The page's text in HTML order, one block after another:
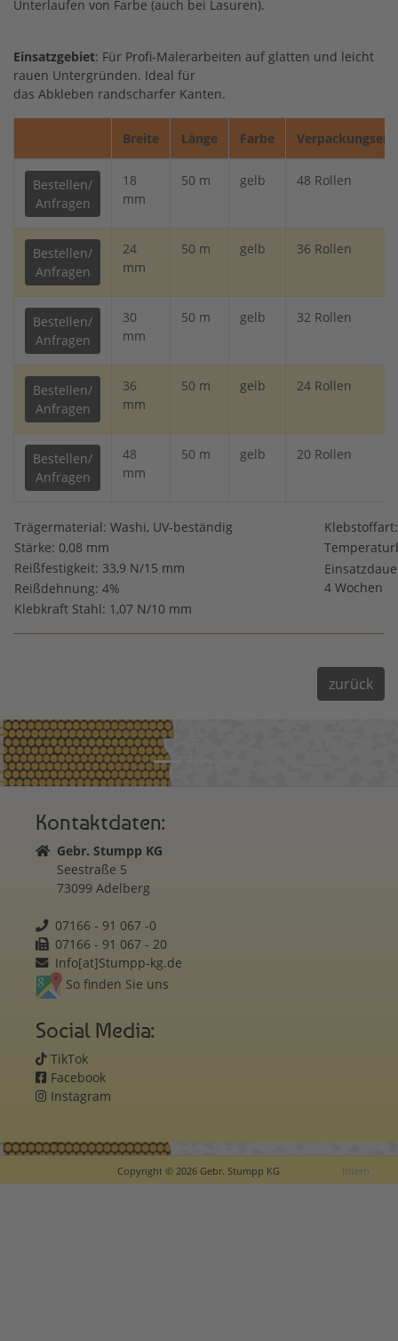
Unterlaufen von Farbe (auch bei Lasuren).
Einsatzgebiet: Für Profi-Malerarbeiten auf glatten und leicht
rauen Untergründen. Ideal für
das Abkleben randscharfer Kanten.
Breite Länge Farbe
Bestellen/
Anfragen
18
mm
50 m gelb 48 Rollen
Bestellen/
Anfragen
24
mm
50 m gelb 36 Rollen
Bestellen/
Anfragen
30
mm
50 m gelb 32 Rollen
Bestellen/
Anfragen
36
mm
50 m gelb 24 Rollen
Bestellen/
Anfragen
48
mm
50 m gelb 20 Rollen
Trägermaterial: Washi, UV-beständig
Stärke: 0,08 mm
Reißfestigkeit: 33,9 N/15 mm
4 Wochen
Reißdehnung: 4%
Klebkraft Stahl: 1,07 N/10 mm
zurück
Kontaktdaten:
Gebr. Stumpp KG
Seestraße 5
73099 Adelberg
07166 - 91 067 -0
07166 - 91 067 - 20
Info[at]Stumpp-kg.de
So finden Sie uns
Social Media:
TikTok
Facebook
Instagram
Copyright © 2026 Gebr. Stumpp KG Intern